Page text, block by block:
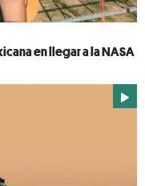
en llegar a la NASA